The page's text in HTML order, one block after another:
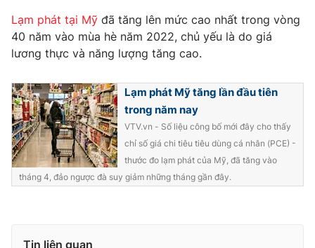
Email:toasoan@vtv.vn
Liên hệ quảng cáo:
024-7300.7108
® Cấm sao chép dưới mọi hình thức nếu không có sự chấp
Lạm phát tại Mỹ đã tăng lên mức cao nhất trong vòng
40 năm vào mùa hè năm 2022, chủ yếu là do giá
lương thực và năng lượng tăng cao.
Lạm phát Mỹ tăng lần đầu tiên
trong năm nay
VTV.vn - Số liệu công bố mới đây cho thấy
chỉ số giá chi tiêu tiêu dùng cá nhân (PCE) -
thước đo lạm phát của Mỹ, đã tăng vào
tháng 4, đảo ngược đà suy giảm những tháng gần đây.
Tin liên quan